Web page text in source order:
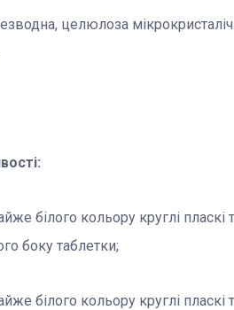
целюлоза
білого кольору круглі
боку таблетки;
білого кольору круглі